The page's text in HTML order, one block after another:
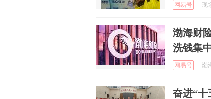
网易号 现
渤海财
洗钱集
网易号 渤
奋进“